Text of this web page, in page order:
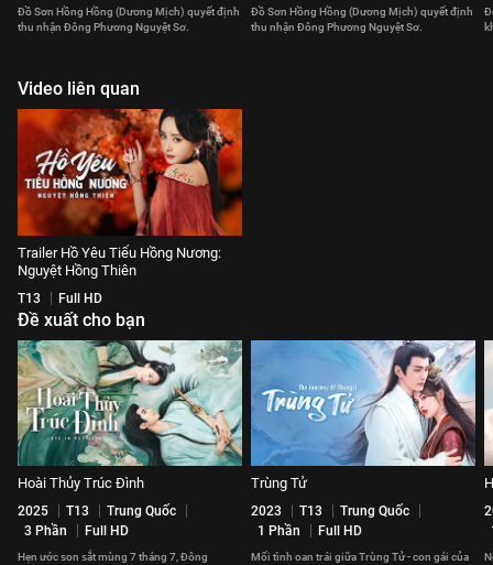
Đồ Sơn Hồng Hồng (Dương Mịch) quyết định
thu nhận Đông Phương Nguyệt Sơ.
Đồ Sơn Hồng Hồng (Dương Mịch) quyết định
thu nhận Đông Phương Nguyệt Sơ.
Video liên quan
Trailer Hồ Yêu Tiểu Hồng Nương:
Nguyệt Hồng Thiên
T13 Full HD
Đề xuất cho bạn
Hoài Thủy Trúc Đình
2025 T13
Trung Quốc
3 Phần
Full HD
Hẹn ước son sắt mùng 7 tháng 7, Đông
Trùng Tử
2023 T13
Trung Quốc
1 Phần
Full HD
Mối tình oan trái giữa Trùng Tử - con gái của